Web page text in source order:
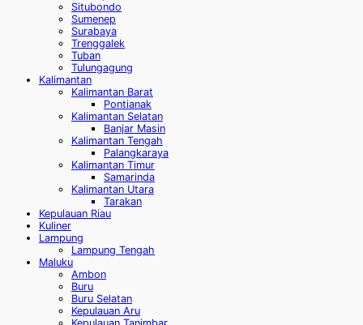
Situbondo
Sumenep
Surabaya
Trenggalek
Tuban
Tulungagung
Kalimantan
Kalimantan Barat
Pontianak
Kalimantan Selatan
Banjar Masin
Kalimantan Tengah
Palangkaraya
Kalimantan Timur
Samarinda
Kalimantan Utara
Tarakan
Kepulauan Riau
Kuliner
Lampung
Lampung Tengah
Maluku
Ambon
Buru
Buru Selatan
Kepulauan Aru